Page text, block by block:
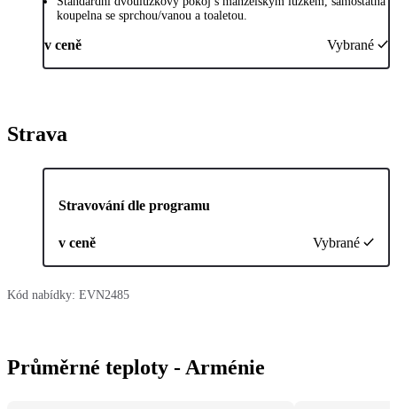
koupelna se sprchou/vanou a toaletou.
v ceně Vybrané
Strava
Stravování dle programu
v ceně Vybrané
Kód nabídky: EVN2485
Průměrné teploty - Arménie